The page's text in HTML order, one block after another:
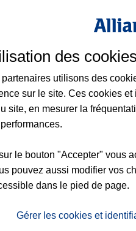
NORD
Voir l'agence
VALENCE NORD
des
partenaires utilisons des
sur le site. Ces cookies
site, en mesurer la
le bouton "Accepter" vous
pouvez aussi modifier vos
dans le pied de page.
Gérer les cookies et